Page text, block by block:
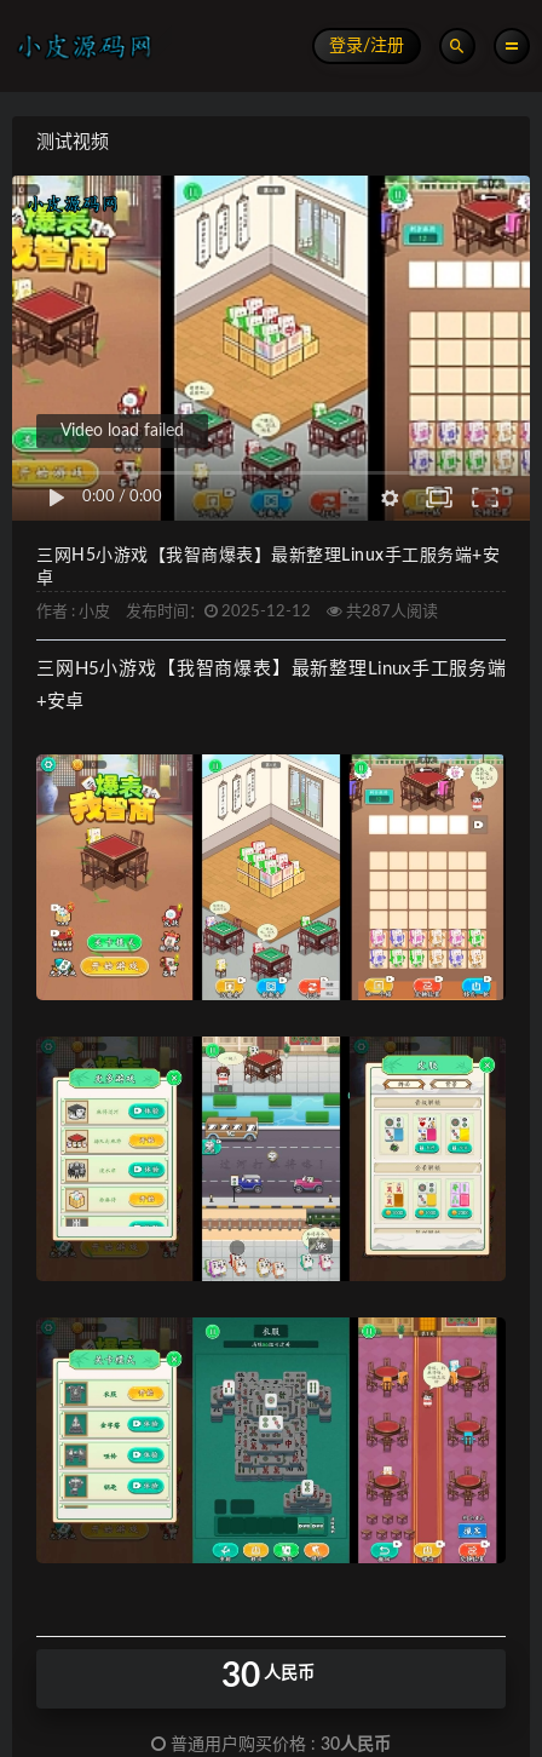
登录/注册
测试视频
0:00 / 0:00
Video load failed
三网H5小游戏【我智商爆表】最新整理Linux手工服务端+安
卓
作者 : 小皮 发布时间： 2025-12-12 共287人阅读
三网H5小游戏【我智商爆表】最新整理Linux手工服务端
+安卓
30 人民币
普通用户购买价格 : 30人民币